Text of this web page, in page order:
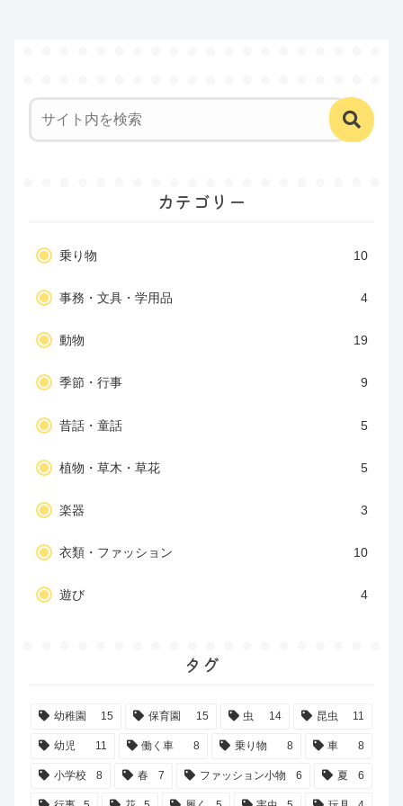
カテゴリー
乗り物 10
事務・文具・学用品 4
動物 19
季節・行事 9
昔話・童話 5
植物・草木・草花 5
楽器 3
衣類・ファッション 10
遊び 4
タグ
幼稚園 15 保育園 15 虫 14 昆虫 11
幼児 11 働く車 8 乗り物 8 車 8
小学校 8 春 7 ファッション小物 6 夏 6